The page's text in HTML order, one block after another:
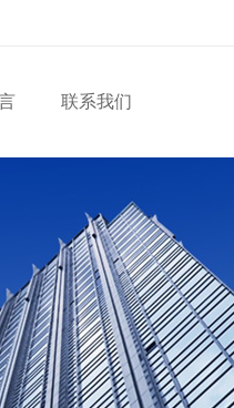
联系我们